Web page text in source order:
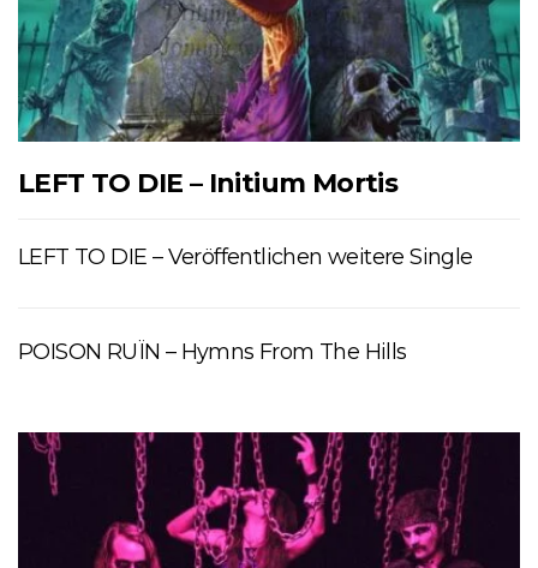
LEFT TO DIE – Initium Mortis
LEFT TO DIE – Veröffentlichen weitere Single
POISON RUÏN – Hymns From The Hills